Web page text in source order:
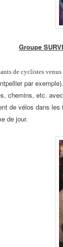
Groupe
de cyclistes venus
par
chemins, etc.
de vélos dans les
de jour.